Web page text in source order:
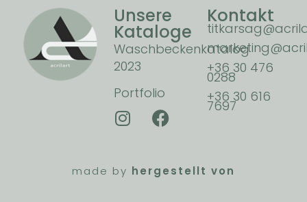
Unsere
Kataloge
Waschbeckenkatalog
2023
Portfolio
Kontakt
+36 30 476
0288
+36 30 616
7697
made by hergestellt von